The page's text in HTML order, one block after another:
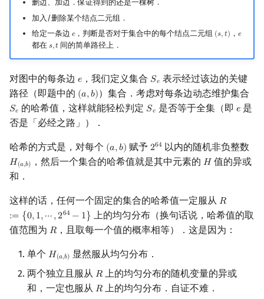
删边、加边．保证得到的还是一棵树．
加入/删除某个结点二元组．
给定一条边 𝑒
e，判断是否对于集合中的每个结点二元组 (𝑠,𝑡)
(s,t) ， 𝑒
e
都在 𝑠,𝑡
s,t 间的简单路径上．
对图中的每条边 𝑒
e ，我们定义集合 𝑆𝑒
Se 表示经过该边的关键
路径（即题中的 (𝑎,𝑏)
(a,b) ）集合．考虑对每条边动态维护集合
𝑆𝑒
Se 的哈希值，这样就能轻松判定 𝑆𝑒
Se 是否等于全集（即 𝑒
e 是
否是「必经之路」）．
哈希的方式是，对每个 (𝑎,𝑏)
(a,b) 赋予 264
264以内的随机非负整数
𝐻(𝑎,𝑏)
H(a,b ，然后一个集合的哈希值就是其中元素的 𝐻
H 值的异或
和．
这样的话，任何一个固定的集合的哈希值一定服从 𝑅
:= {0,1,⋯,264 − 1}
R:=
上的均匀分布（换句话说，哈希值的取
值范围为 𝑅
R ，且取每一个值的概率相等）．这是因为：
单个 𝐻(𝑎,𝑏)
H(a,b )显然服从均匀分布．
两个独立且服从 𝑅
R
上的均匀分布的随机变量的异或
和，一定也服从 𝑅
R 上的均匀分布．自证不难．